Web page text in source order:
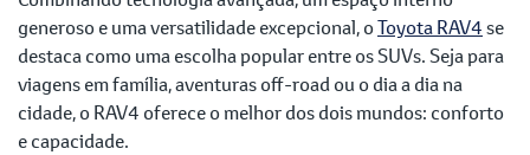
generoso e uma versatilidade excepcional, oToyota RAV4se
destaca como uma escolha popular entre os SUVs. Seja para
viagens em família, aventuras off-road ou o dia a dia na
cidade, o RAV4 oferece o melhor dos dois mundos: conforto
e capacidade.